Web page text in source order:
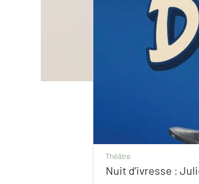
Nuit d’ivresse :
Théâtre